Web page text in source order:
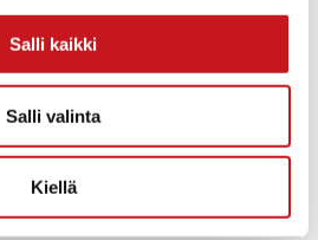
Salli kaikki
Salli valinta
Kiellä
kauniit
selkeästi suurimman ylpeyden
tekemisestä ja Rautalammin
tarinoineen.